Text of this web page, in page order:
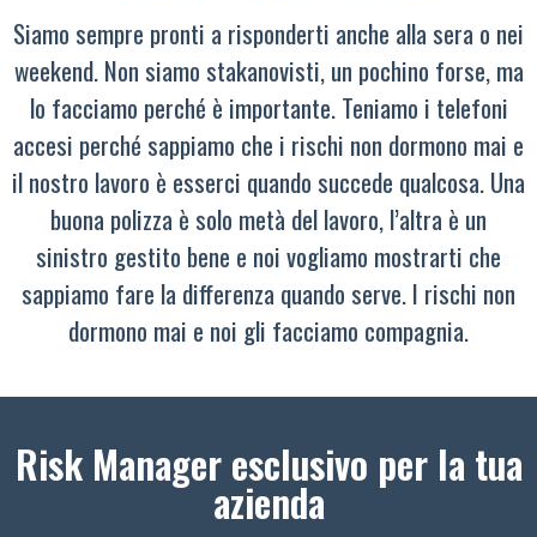
Siamo sempre pronti a risponderti anche alla sera o nei
weekend. Non siamo stakanovisti, un pochino forse, ma
lo facciamo perché è importante. Teniamo i telefoni
accesi perché sappiamo che i rischi non dormono mai e
il nostro lavoro è esserci quando succede qualcosa. Una
buona polizza è solo metà del lavoro, l’altra è un
sinistro gestito bene e noi vogliamo mostrarti che
sappiamo fare la differenza quando serve. I rischi non
dormono mai e noi gli facciamo compagnia.
Risk Manager esclusivo per la tua
azienda